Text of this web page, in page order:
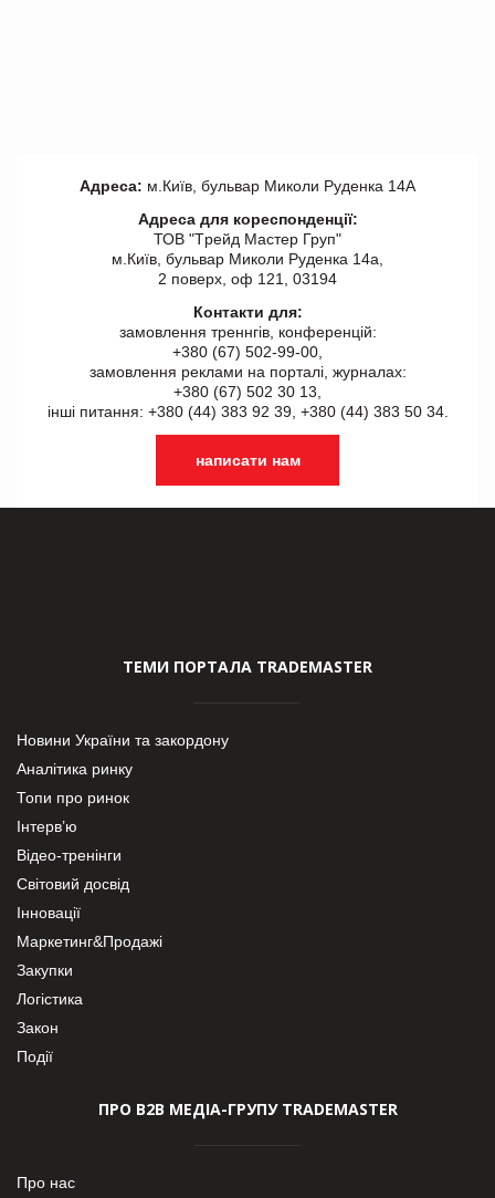
Адреса: м.Київ, бульвар Миколи Руденка 14А
Адреса для кореспонденції:
ТОВ "Tрейд Мастер Груп"
м.Київ, бульвар Миколи Руденка 14а,
2 поверх, оф 121, 03194
Контакти для:
замовлення треннгів, конференцій:
+380 (67) 502-99-00,
замовлення реклами на порталі, журналах:
+380 (67) 502 30 13,
інші питання: +380 (44) 383 92 39, +380 (44) 383 50 34.
написати нам
ТЕМИ ПОРТАЛА TRADEMASTER
Новини України та закордону
Аналітика ринку
Топи про ринок
Інтерв’ю
Відео-тренінги
Світовий досвід
Інновації
Маркетинг&Продажі
Закупки
Логістика
Закон
Події
ПРО В2В МЕДІА-ГРУПУ TRADEMASTER
Про нас